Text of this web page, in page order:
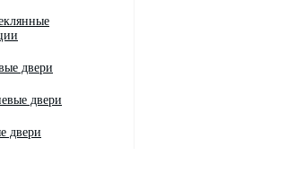
двери
двери
двери